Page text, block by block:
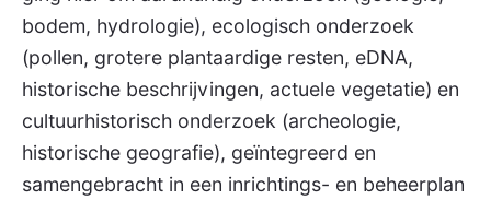
bodem, hydrologie), ecologisch onderzoek
(pollen, grotere plantaardige resten, eDNA,
historische beschrijvingen, actuele vegetatie) en
cultuurhistorisch onderzoek (archeologie,
historische geografie), geïntegreerd en
samengebracht in een inrichtings- en beheerplan